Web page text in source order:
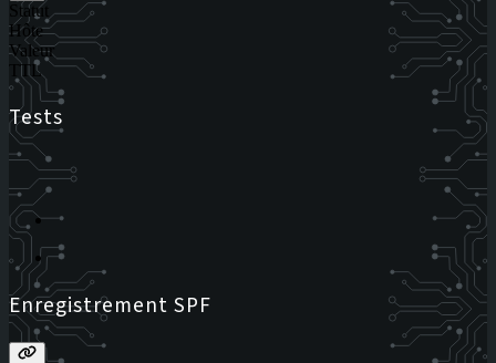
Statut
Hôte
Valeur
TTL
Tests
Enregistrement SPF